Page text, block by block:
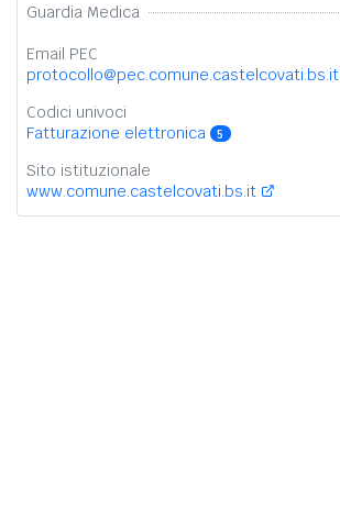
Guardia Medica
Email PEC
protocollo@pec.comune.castelcovati.bs.it
Codici univoci
Fatturazione elettronica
5
Sito istituzionale
www.comune.castelcovati.bs.it